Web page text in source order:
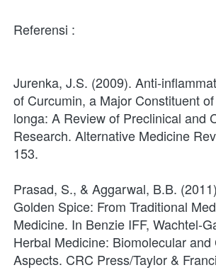
Referensi :
Jurenka, J.S. (2009). Anti-
of Curcumin, a Major Constituent
longa: A Review of Preclinical and
Research. Alternative Medicine
153.
Prasad, S., & Aggarwal, B.B.
Golden Spice: From Traditional
Medicine. In Benzie IFF, Wachtel-
Herbal Medicine: Biomolecular and
Aspects. CRC Press/Taylor &